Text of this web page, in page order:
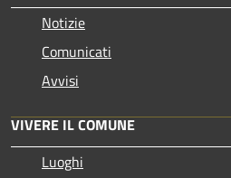
Notizie
Comunicati
Avvisi
VIVERE IL COMUNE
Luoghi